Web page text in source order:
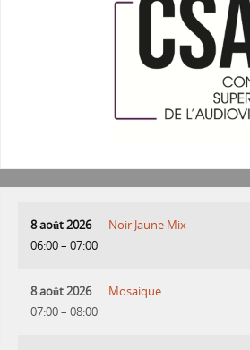
8 août 2026
06:00– 07:00
Noir Jaune Mix
8 août 2026
07:00– 08:00
Mosaique